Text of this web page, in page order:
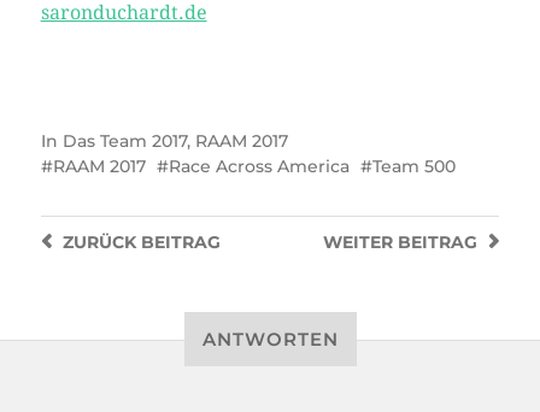
saronduchardt.de
In Das Team 2017, RAAM 2017
RAAM 2017
Race Across America Team 500
WEITER BEITRAG
ZURÜCKBEITRAG
ANTWORTEN